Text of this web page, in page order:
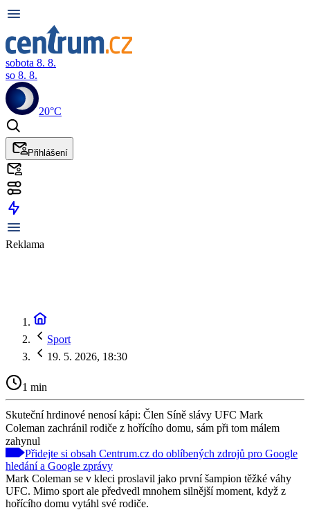
sobota 8. 8.
so 8. 8.
20°C
Přihlášení
Reklama
Sport
19. 5. 2026, 18:30
1 min
Skuteční hrdinové nenosí kápi: Člen Síně slávy UFC Mark
Coleman zachránil rodiče z hořícího domu, sám při tom málem
zahynul
Přidejte si obsah Centrum.cz do oblíbených zdrojů pro Google
hledání a Google zprávy
Mark Coleman se v kleci proslavil jako první šampion těžké váhy
UFC. Mimo sport ale předvedl mnohem silnější moment, když z
hořícího domu vytáhl své rodiče.